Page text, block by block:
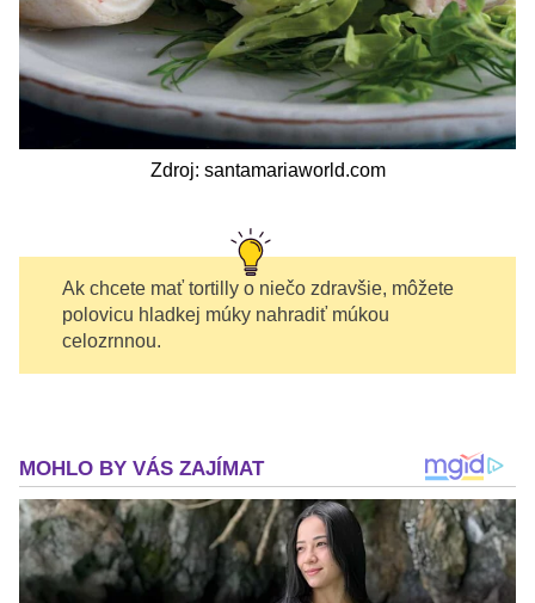
Zdroj: santamariaworld.com
Ak chcete mať tortilly o niečo zdravšie, môžete
polovicu hladkej múky nahradiť múkou
celozrnnou.